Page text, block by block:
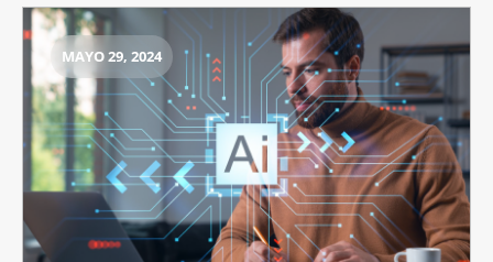
MAYO 29, 2024